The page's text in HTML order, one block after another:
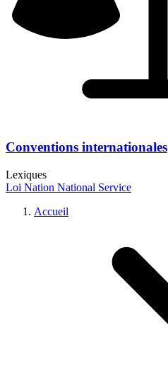
Conventions internationales
Lexiques
Loi Nation National Service
Accueil